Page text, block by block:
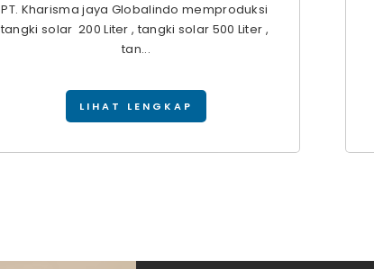
PT. Kharisma jaya Globalindo memproduksi
tangki solar 200 Liter , tangki solar 500 Liter ,
tan...
LIHAT LENGKAP